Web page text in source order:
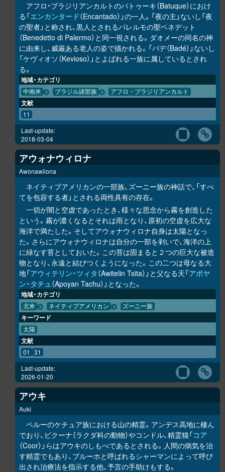
アフロ・ブラジリアンカルトのバトゥーキ（Batuque）におけ
る「エンカンタード（Encantado）」の一人。「夜の主」ないし「夜
の聖者」と称され、黒人とされるパレルモの聖ベネデット
（Benedetto di Palermo）と同一視される。ダオメーの同名の神
に由来し、威厳ある老人の姿で描かれる。「バデ（Badé）」ないし
「ケヴィオソ（Kevioso）」とよばれる一族に属しているとされ
る。
地域・カテゴリ
中南米 ブラジル諸部族 アフロ・ブラジリアンカルト
文献
11
Last-update:
2018-03-04
アウォナウィロナ
Awonawilona
ネイティブアメリカンの一部族、ズーニー族の神話で、「すべ
てを包容する者」とされる両性具有の存在。
一切が闇と空虚であったとき、様々な思念から霧を創造した
という。霧が濃くなるとそれは雨となり、原初の空虚を広大な
海洋で満たした。そしてアウォナウィロナ自身は太陽となっ
た。さらにアウォナウィロナは自分の一部を剥いで、海洋の上
に緑なす苔としておいた。この苔は固まると２つの巨大な被造
物となり、永遠と結びつくようになった。この二つは母なる大
地「アウィテリン・ツィタ （Awitelin Tsita）」と父なる天「アポヤ
ン・タチュ（Apoyan Tachu）」となった。
地域・カテゴリ
北米 ネイティブアメリカン ズーニー族
キーワード
太陽
文献
01 31
Last-update:
2026-01-20
アウキ
Auki
ペルーのケチュア族における山の精霊。アンデス高地に棲ん
でおり、ビクーナ（ラクダ科の動物）やコンドル、精霊猫「コア
（Coor）」らはアウキのしもべであるとされる。人間の病気を治
す精霊でもあり、ブルーホと呼ばれるシャーマンによって呼び
出され治療法を指示する他、予言の手助けもする。